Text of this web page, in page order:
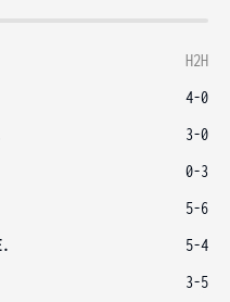
H2H
4-0
3-0
0-3
5-6
5-4
3-5